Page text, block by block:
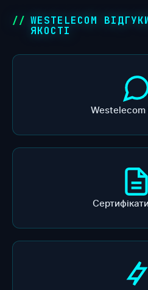
WESTELECOM
ЯКОСТІ
Westelecom